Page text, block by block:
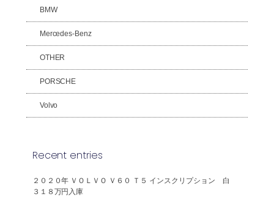
BMW
Mercedes-Benz
OTHER
PORSCHE
Volvo
Recent entries
２０２０年 ＶＯＬＶＯ Ｖ６０ Ｔ５ インスクリプション 白
３１８万円入庫